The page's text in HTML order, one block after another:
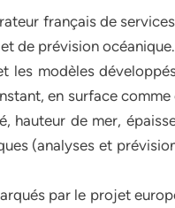
français de
de prévision océanique.
les modèles
en surface
hauteur de mer,
(analyses et
par le projet